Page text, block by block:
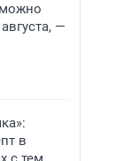
—
в